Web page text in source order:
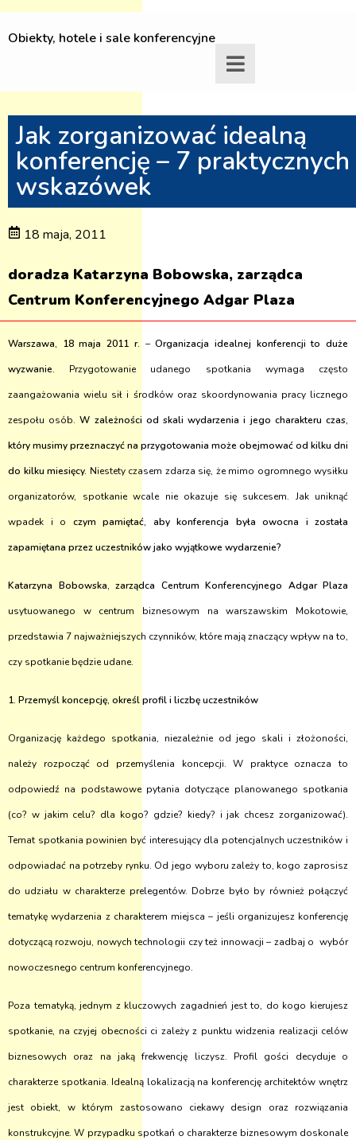
Obiekty, hotele i sale konferencyjne
Jak zorganizować idealną
konferencję – 7 praktycznych
wskazówek
18 maja, 2011
doradza Katarzyna Bobowska, zarządca
Centrum Konferencyjnego Adgar Plaza
Warszawa, 18 maja 2011 r. –Organizacja idealnej konferencji to duże
wyzwanie. Przygotowanie udanego spotkania wymaga często
zaangażowania wielu sił i środków oraz skoordynowania pracy licznego
zespołu osób. W zależności od skali wydarzenia i jego charakteru czas,
który musimy przeznaczyć na przygotowania może obejmować od kilku dni
do kilku miesięcy. Niestety czasem zdarza się, że mimo ogromnego wysiłku
organizatorów, spotkanie wcale nie okazuje się sukcesem. Jak uniknąć
wpadek i o czym pamiętać, aby konferencja była owocna i została
zapamiętana przez uczestników jako wyjątkowe wydarzenie?
Katarzyna Bobowska, zarządca Centrum Konferencyjnego Adgar Plaza
usytuowanego w centrum biznesowym na warszawskim Mokotowie,
przedstawia 7 najważniejszych czynników, które mają znaczący wpływ na to,
czy spotkanie będzie udane.
1. Przemyśl koncepcję, określ profil i liczbę uczestników
Organizację każdego spotkania, niezależnie od jego skali i złożoności,
należy rozpocząć od przemyślenia koncepcji. W praktyce oznacza to
odpowiedź na podstawowe pytania dotyczące planowanego spotkania
(co? w jakim celu? dla kogo? gdzie? kiedy? i jak chcesz zorganizować).
Temat spotkania powinien być interesujący dla potencjalnych uczestników i
odpowiadać na potrzeby rynku. Od jego wyboru zależy to, kogo zaprosisz
do udziału w charakterze prelegentów. Dobrze było by również połączyć
tematykę wydarzenia z charakterem miejsca – jeśli organizujesz konferencję
dotyczącą rozwoju, nowych technologii czy też innowacji – zadbaj o wybór
nowoczesnego centrum konferencyjnego.
Poza tematyką, jednym z kluczowych zagadnień jest to, do kogo kierujesz
spotkanie, na czyjej obecności ci zależy z punktu widzenia realizacji celów
biznesowych oraz na jaką frekwencję liczysz. Profil gości decyduje o
charakterze spotkania. Idealną lokalizacją na konferencję architektów wnętrz
jest obiekt, w którym zastosowano ciekawy design oraz rozwiązania
konstrukcyjne. W przypadku spotkań o charakterze biznesowym doskonale